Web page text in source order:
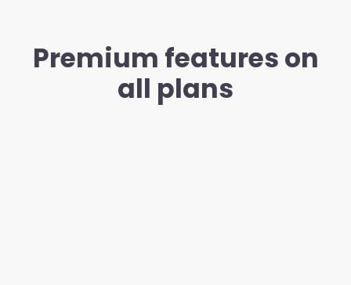
Premium features on
all plans